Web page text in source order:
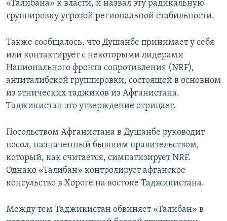
«Талибана» к власти, и назвал эту радикальную
группировку угрозой региональной стабильности.
Также сообщалось, что Душанбе принимает у себя
или контактирует с некоторыми лидерами
Национального фронта сопротивления (NRF),
антиталибской группировки, состоящей в основном
из этнических таджиков из Афганистана.
Таджикистан это утверждение отрицает.
Посольством Афганистана в Душанбе руководит
посол, назначенный бывшим правительством,
который, как считается, симпатизирует NRF.
Однако «Талибан» контролирует афганское
консульство в Хороге на востоке Таджикистана.
Между тем Таджикистан обвиняет «Талибан» в